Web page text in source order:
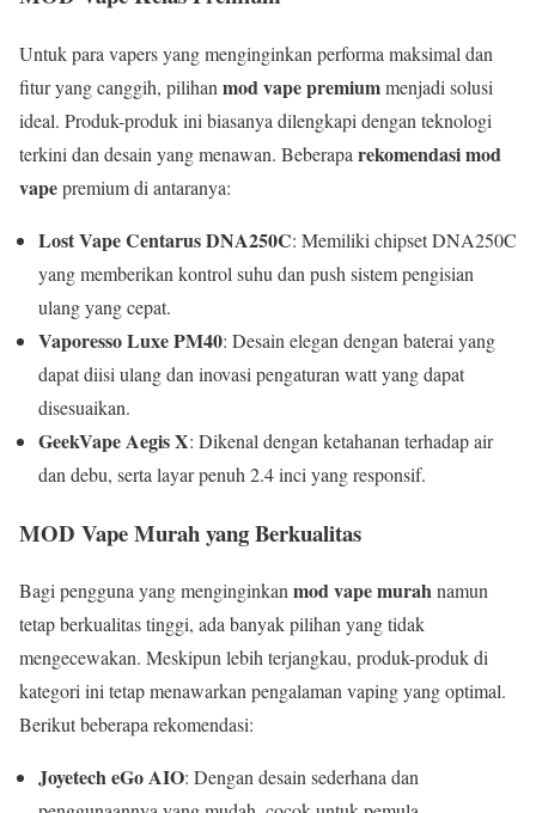
Untuk para vapers yang menginginkan performa maksimal dan
fitur yang canggih, pilihan mod vape premiummenjadi solusi
ideal. Produk-produk ini biasanya dilengkapi dengan teknologi
terkini dan desain yang menawan. Beberapa rekomendasi mod
vapepremium di antaranya:
Lost Vape Centarus DNA250C: Memiliki chipset DNA250C
yang memberikan kontrol suhu dan push sistem pengisian
ulang yang cepat.
Vaporesso Luxe PM40: Desain elegan dengan baterai yang
dapat diisi ulang dan inovasi pengaturan watt yang dapat
disesuaikan.
GeekVape Aegis X: Dikenal dengan ketahanan terhadap air
dan debu, serta layar penuh 2.4 inci yang responsif.
MOD Vape Murah yang Berkualitas
Bagi pengguna yang menginginkanmod vape murahnamun
tetap berkualitas tinggi, ada banyak pilihan yang tidak
mengecewakan. Meskipun lebih terjangkau, produk-produk di
kategori ini tetap menawarkan pengalaman vaping yang optimal.
Berikut beberapa rekomendasi:
Joyetech eGo AIO: Dengan desain sederhana dan